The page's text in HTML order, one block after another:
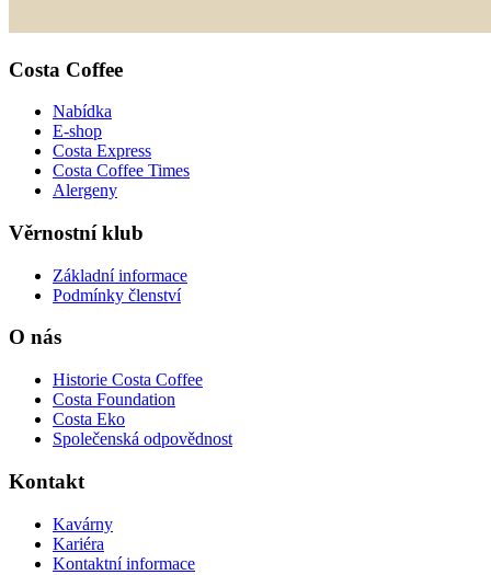
Costa Coffee
Nabídka
E-shop
Costa Express
Costa Coffee Times
Alergeny
Věrnostní klub
Základní informace
Podmínky členství
O nás
Historie Costa Coffee
Costa Foundation
Costa Eko
Společenská odpovědnost
Kontakt
Kavárny
Kariéra
Kontaktní informace